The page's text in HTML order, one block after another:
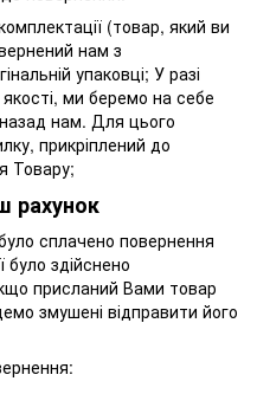
(товар, який ви
нам з
упаковці; У разі
ми беремо на себе
нам. Для цього
прикріплений до
Товару;
рахунок
сплачено повернення
було здійснено
присланий Вами товар
змушені відправити його